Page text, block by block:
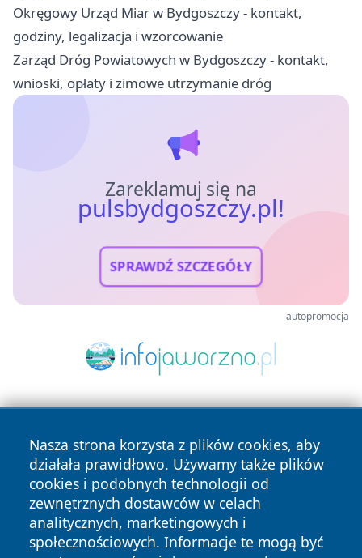
Okręgowy Urząd Miar w Bydgoszczy - kontakt,
godziny, legalizacja i wzorcowanie
Zarząd Dróg Powiatowych w Bydgoszczy - kontakt,
wnioski, opłaty i zimowe utrzymanie dróg
Zareklamuj się na
pulsbydgoszczy.pl!
SPRAWDŹ SZCZEGÓŁY
autopromocja
Nasza strona korzysta z plików cookies, aby
działała prawidłowo. Używamy także plików
cookies i podobnych technologii od
zewnętrznych dostawców w celach
analitycznych, marketingowych i
społecznościowych. Informacje te mogą być
Copyright © 2026 pulsbydgoszczy.pl Wszystkie prawa
zastrzeżone.